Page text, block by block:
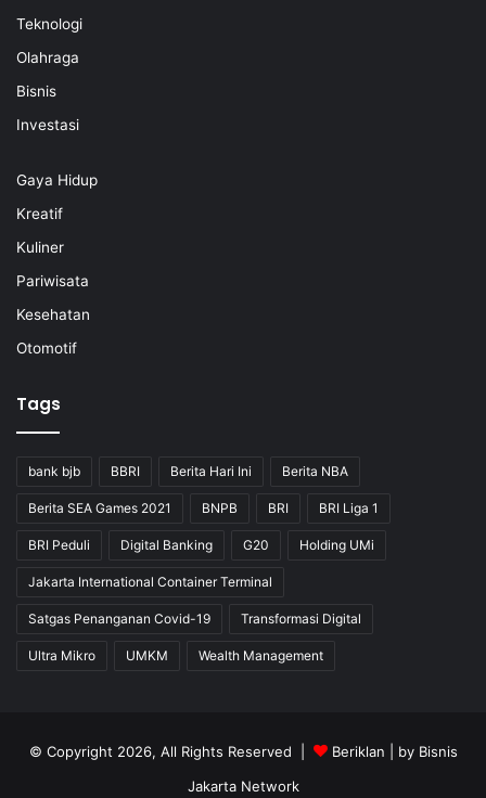
Teknologi
Olahraga
Bisnis
Investasi
Gaya Hidup
Kreatif
Kuliner
Pariwisata
Kesehatan
Otomotif
Tags
bank bjb BBRI Berita Hari Ini Berita NBA
Berita SEA Games 2021 BNPB BRI BRI Liga 1
BRI Peduli Digital Banking G20 Holding UMi
Jakarta International Container Terminal
Satgas Penanganan Covid-19 Transformasi Digital
Ultra Mikro UMKM Wealth Management
© Copyright 2026, All Rights Reserved | Beriklan | by Bisnis
Jakarta Network